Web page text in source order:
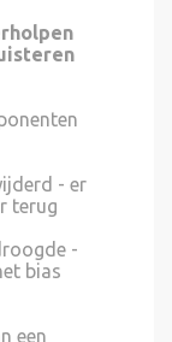
- er
terug
-
bias
een